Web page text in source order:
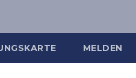
MELDEN